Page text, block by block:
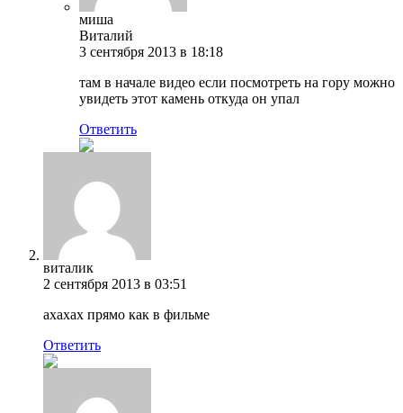
миша
Виталий
3 сентября 2013 в 18:18
там в начале видео если посмотреть на гору можно
увидеть этот камень откуда он упал
Ответить
виталик
2 сентября 2013 в 03:51
ахахах прямо как в фильме
Ответить